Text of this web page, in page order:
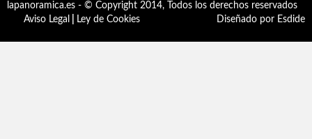
lapanoramica.es - © Copyright 2014, Todos los derechos reservados
Aviso Legal
Ley de Cookies Diseñado por Esdide